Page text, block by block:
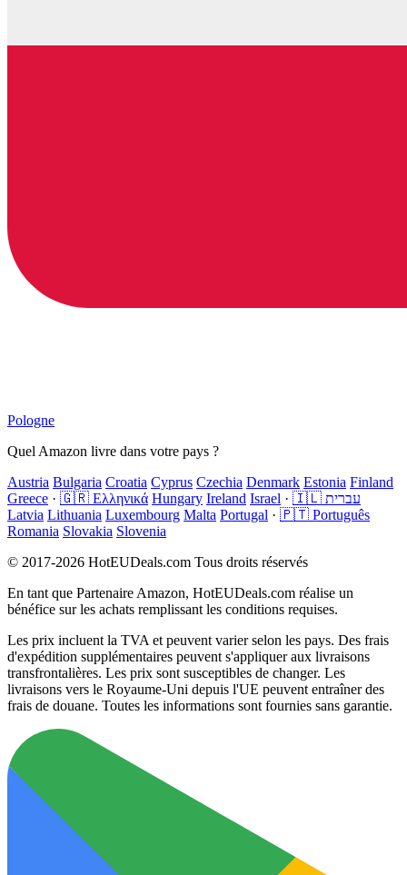
Pologne
Quel Amazon livre dans votre pays ?
Austria Bulgaria Croatia Cyprus Czechia Denmark Estonia Finland
Greece · 🇬🇷 Ελληνικά Hungary Ireland Israel ·
🇮🇱 עברית
Latvia Lithuania Luxembourg Malta Portugal · 🇵🇹 Português
Romania Slovakia Slovenia
© 2017-2026 HotEUDeals.com Tous droits réservés
En tant que Partenaire Amazon, HotEUDeals.com réalise un
bénéfice sur les achats remplissant les conditions requises.
Les prix incluent la TVA et peuvent varier selon les pays. Des frais
d'expédition supplémentaires peuvent s'appliquer aux livraisons
transfrontalières. Les prix sont susceptibles de changer. Les
livraisons vers le Royaume-Uni depuis l'UE peuvent entraîner des
frais de douane. Toutes les informations sont fournies sans garantie.